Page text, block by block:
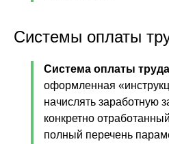
Системы оплаты
Система оплаты труда
оформленная
начислять заработную
конкретно
полный перечень